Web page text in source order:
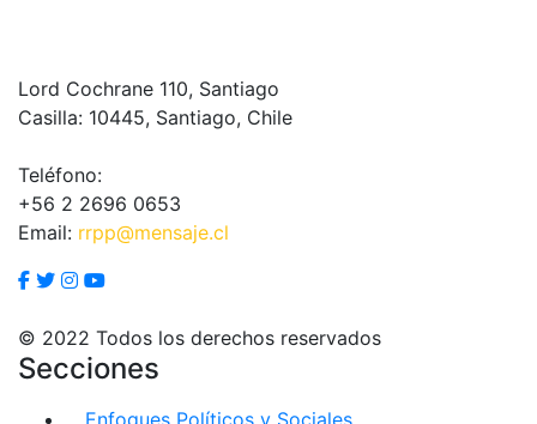
Lord Cochrane 110, Santiago
Casilla: 10445, Santiago, Chile
Teléfono:
+56 2 2696 0653
Email: rrpp@mensaje.cl
© 2022 Todos los derechos reservados
Secciones
Enfoques Políticos y Sociales